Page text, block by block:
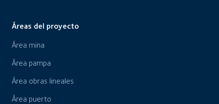
Áreas del proyecto
Área mina
Área pampa
Área obras lineales
Área puerto